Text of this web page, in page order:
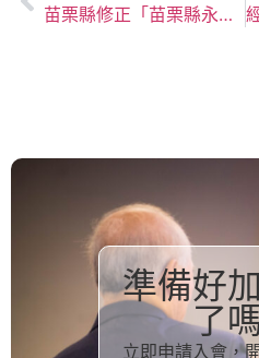
苗栗縣修正「苗栗縣永貞國民小學空氣品質維護區實施移動汙染源管制措施」，已於114年12月1日公告，自公告後6個月生效。
準備好
了
立即申請入會，